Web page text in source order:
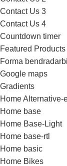
Contact Us 3
Contact Us 4
Countdown timer
Featured Products
Forma
Google maps
Gradients
Home Alternative-
Home base
Home Base-Light
Home base-rtl
Home basic
Home Bikes